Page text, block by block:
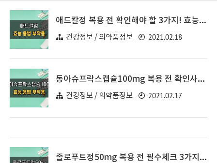
애드칼정 복용 전 확인해야 할 3가지! 효능·효과, 복용법, 주의사항(부작용)
건강정보 / 의약품정보 2021.02.18
동아슈프락스캡슐100mg 복용 전 확인사항 3가지! 효능·효과, 복용법, 주의사항(부작용)
건강정보 / 의약품정보 2021.02.17
졸로푸트정50mg 복용 전 필수체크 3가지! 효능·효과, 복용법, 주의사항(부작용)